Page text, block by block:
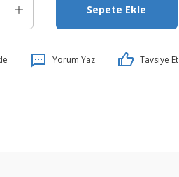
Sepete Ekle
Yorum Yaz Tavsiye Et